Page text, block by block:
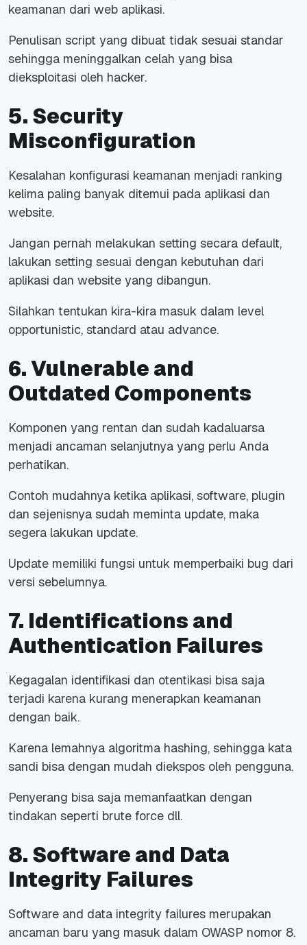
keamanan dari web aplikasi.
Penulisan script yang dibuat tidak sesuai standar
sehingga meninggalkan celah yang bisa
dieksploitasi oleh hacker.
5. Security
Misconfiguration
Kesalahan konfigurasi keamanan menjadi ranking
kelima paling banyak ditemui pada aplikasi dan
website.
Jangan pernah melakukan setting secara default,
lakukan setting sesuai dengan kebutuhan dari
aplikasi dan website yang dibangun.
Silahkan tentukan kira-kira masuk dalam level
opportunistic, standard atau advance.
6. Vulnerable and
Outdated Components
Komponen yang rentan dan sudah kadaluarsa
menjadi ancaman selanjutnya yang perlu Anda
perhatikan.
Contoh mudahnya ketika aplikasi, software, plugin
dan sejenisnya sudah meminta update, maka
segera lakukan update.
Update memiliki fungsi untuk memperbaiki bug dari
versi sebelumnya.
7. Identifications and
Authentication Failures
Kegagalan identifikasi dan otentikasi bisa saja
terjadi karena kurang menerapkan keamanan
dengan baik.
Karena lemahnya algoritma hashing, sehingga kata
sandi bisa dengan mudah diekspos oleh pengguna.
Penyerang bisa saja memanfaatkan dengan
tindakan seperti brute force dll.
8. Software and Data
Integrity Failures
Software and data integrity failures merupakan
ancaman baru yang masuk dalam OWASP nomor 8.